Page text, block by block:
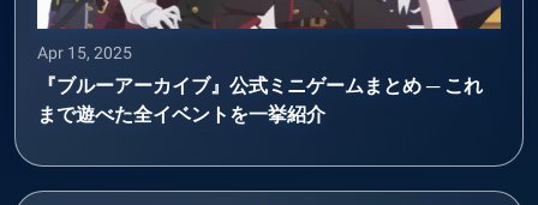
Apr 15, 2025
『ブルーアーカイブ』公式ミニゲームまとめ ─ これ
まで遊べた全イベントを一挙紹介